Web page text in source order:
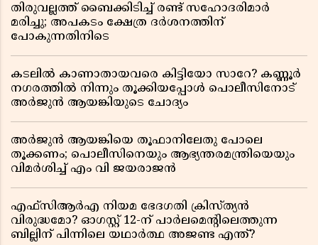
തിരുവല്ലത്ത് ബൈക്കിടിച്ച് രണ്ട് സഹോദരിമാർ
മരിച്ചു; അപകടം ക്ഷേത്ര ദർശനത്തിന്
പോകുന്നതിനിടെ
കടലിൽ കാണാതായവരെ കിട്ടിയോ സാറേ? കണ്ണൂർ
നഗരത്തിൽ നിന്നും തൂക്കിയപ്പോൾ പൊലീസിനോട്
അർജുൻ ആയങ്കിയുടെ ചോദ്യം
അർജുൻ ആയങ്കിയെ തൂഫാനിലേതു പോലെ
തൂക്കണം; പൊലീസിനെയും ആഭ്യന്തരമന്ത്രിയെയും
വിമർശിച്ച് എം വി ജയരാജൻ
എഫ്സിആർഎ നിയമ ഭേദഗതി ക്രിസ്ത്യൻ
വിരുദ്ധമോ? ഓഗസ്റ്റ് 12-ന് പാർലമെന്റിലെത്തുന്ന
ബില്ലിന് പിന്നിലെ യഥാർത്ഥ അജണ്ട എന്ത്?